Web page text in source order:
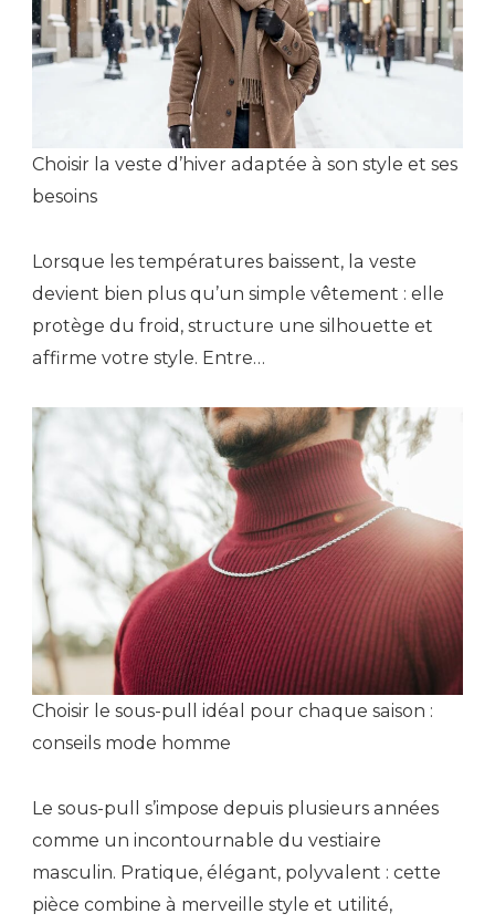
Choisir la veste d’hiver adaptée à son style et ses
besoins
Lorsque les températures baissent, la veste
devient bien plus qu’un simple vêtement : elle
protège du froid, structure une silhouette et
affirme votre style. Entre…
Choisir le sous-pull idéal pour chaque saison :
conseils mode homme
Le sous-pull s’impose depuis plusieurs années
comme un incontournable du vestiaire
masculin. Pratique, élégant, polyvalent : cette
pièce combine à merveille style et utilité,